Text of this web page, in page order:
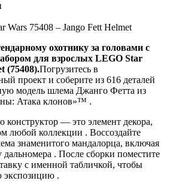
Wars 75408 – Jango Fett Helmet
охотнику за головами с
для взрослых LEGO Star
(75408).Погрузитесь в
проект и соберите из 616 деталей
модель шлема Джанго Фетта из
Атака клонов»™ .
конструктор — это элемент декора,
любой коллекции . Воссоздайте
знаменитого мандалорца, включая
. После сборки поместите
с именной табличкой, чтобы
экспозицию .